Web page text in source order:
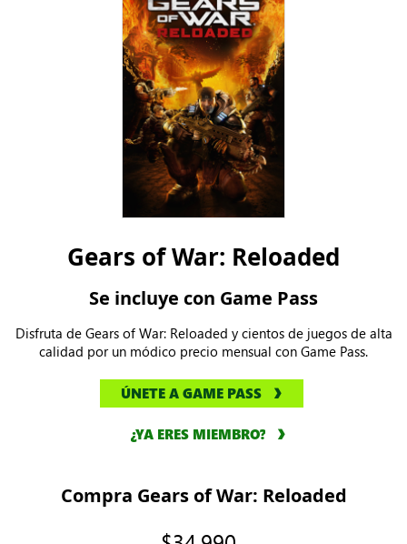
Gears of War: Reloaded
Se incluye con Game Pass
Disfruta de Gears of War: Reloaded y cientos de juegos de alta
calidad por un módico precio mensual con Game Pass.
ÚNETE A GAME PASS
¿YA ERES MIEMBRO?
Compra Gears of War: Reloaded